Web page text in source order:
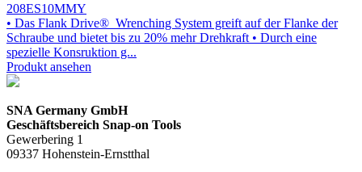
208ES10MMY
• Das Flank Drive® Wrenching System greift auf der Flanke der
Schraube und bietet bis zu 20% mehr Drehkraft • Durch eine
spezielle Konsruktion g...
Produkt ansehen
SNA Germany GmbH
Geschäftsbereich Snap-on Tools
Gewerbering 1
09337 Hohenstein-Ernstthal